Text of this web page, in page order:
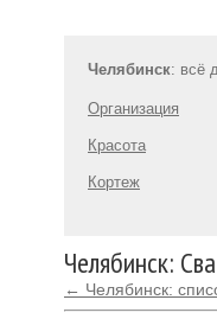
Челябинск: всё
Организация
Красота
Кортеж
Челябинск:
← Челябинск: